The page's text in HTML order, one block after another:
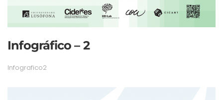
Infográfico – 2
Infografico2